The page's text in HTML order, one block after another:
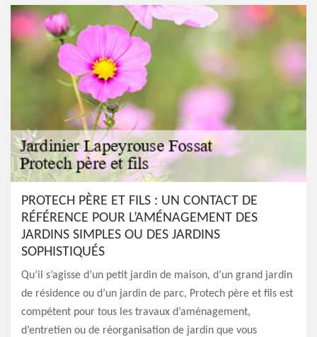
PROTECH PÈRE ET FILS : UN CONTACT DE
RÉFÉRENCE POUR L’AMÉNAGEMENT DES
JARDINS SIMPLES OU DES JARDINS
SOPHISTIQUÉS
Qu’il s’agisse d’un petit jardin de maison, d’un grand jardin
de résidence ou d’un jardin de parc, Protech père et fils est
compétent pour tous les travaux d’aménagement,
d’entretien ou de réorganisation de jardin que vous